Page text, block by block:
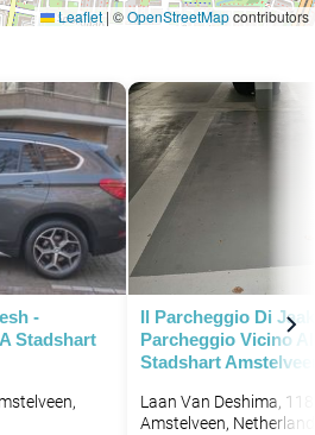
Leaflet | ©OpenStreetMapcontributors
-
Stadshart
Il Parcheggio Di
Parcheggio Vicino
Stadshart
Laan Van Deshima,
Amstelveen,